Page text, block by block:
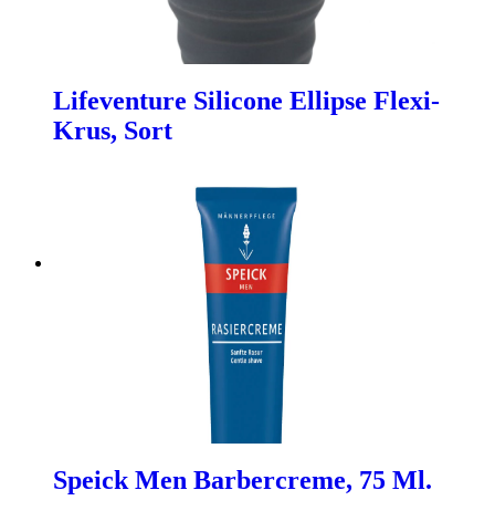
Lifeventure Silicone Ellipse Flexi-
Krus, Sort
Speick Men Barbercreme, 75 Ml.